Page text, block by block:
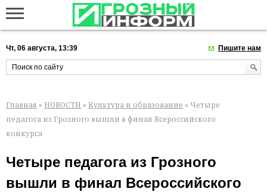
Чт, 06 августа, 13:39 Пишите нам
Главная » НОВОСТИ » Культура и образование » Четыре
педагога из Грозного вышли в финал Всероссийского
конкурса
Четыре педагога из Грозного
вышли в финал Всероссийского